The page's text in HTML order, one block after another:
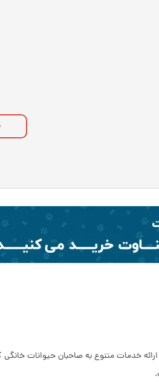
ارائه خدمات متنوع به صاحبان حیوانات